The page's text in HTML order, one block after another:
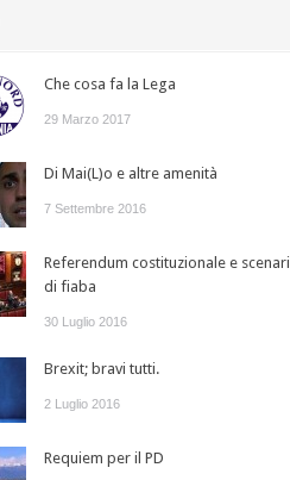
Che cosa fa la Lega
29 Marzo 2017
Di Mai(L)o e altre amenità
7 Settembre 2016
Referendum costituzionale e scenari
di fiaba
30 Luglio 2016
Brexit; bravi tutti.
2 Luglio 2016
Requiem per il PD